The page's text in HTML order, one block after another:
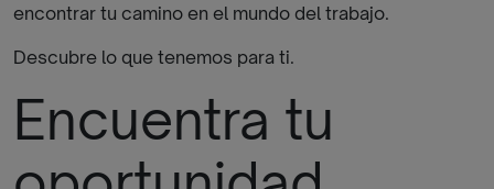
encontrar tu camino en el mundo del trabajo.
Descubre lo que tenemos para ti.
Encuentra tu